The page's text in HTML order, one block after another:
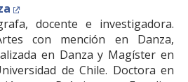
docente e investigadora.
con mención en Danza,
en Danza y Magíster en
de Chile. Doctora en